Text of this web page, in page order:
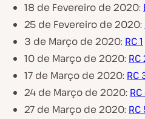
18 de Fevereiro de 2020:
25 de Fevereiro de 2020:
3 de Março de 2020: RC 1
10 de Março de 2020: RC
17 de Março de 2020: RC
24 de Março de 2020:
27 de Março de 2020: RC